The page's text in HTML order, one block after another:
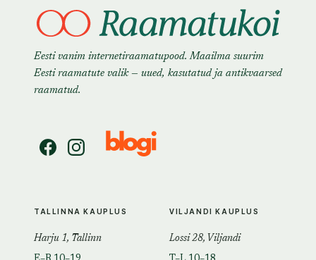
Eesti vanim internetiraamatupood. Maailma suurim
Eesti raamatute valik — uued, kasutatud ja antikvaarsed
raamatud.
TALLINNA KAUPLUS
Harju 1, Tallinn
VILJANDI KAUPLUS
Lossi 28, Viljandi